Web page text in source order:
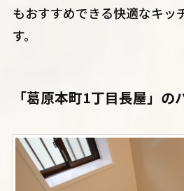
もおすすめできる快適なキッ
す。
「葛原本町1丁目長屋」の